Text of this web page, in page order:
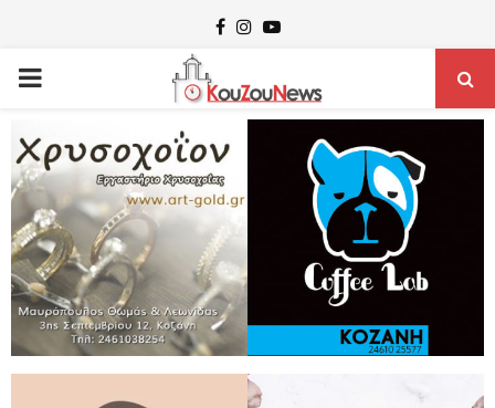
Facebook
Instagram
Youtube
PRIMARY
MENU